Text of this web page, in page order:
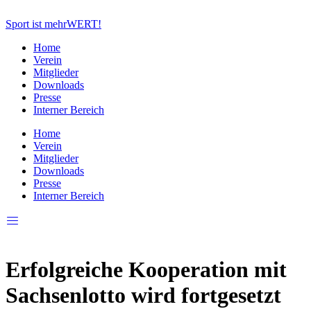
Inhalt
Sport ist mehrWERT!
Home
Verein
Mitglieder
Downloads
Presse
Interner Bereich
Home
Verein
Mitglieder
Downloads
Presse
Interner Bereich
Erfolgreiche Kooperation mit
Sachsenlotto wird fortgesetzt